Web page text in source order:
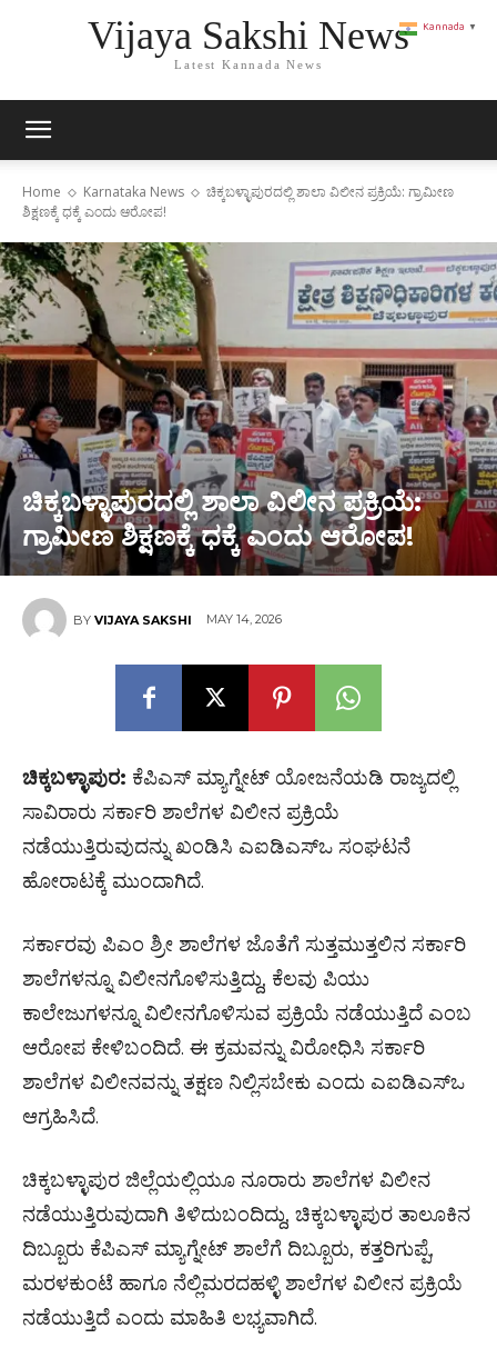
Vijaya Sakshi News
Latest Kannada News
Home Karnataka News
ಚಿಕ್ಕಬಳ್ಳಾಪುರದಲ್ಲಿ ಶಾಲಾ ವಿಲೀನ ಪ್ರಕ್ರಿಯೆ: ಗ್ರಾಮೀಣ
ಶಿಕ್ಷಣಕ್ಕೆ ಧಕ್ಕೆ ಎಂದು ಆರೋಪ!
ಚಿಕ್ಕಬಳ್ಳಾಪುರದಲ್ಲಿ ಶಾಲಾ ವಿಲೀನ ಪ್ರಕ್ರಿಯೆ:
ಗ್ರಾಮೀಣ ಶಿಕ್ಷಣಕ್ಕೆ ಧಕ್ಕೆ ಎಂದು ಆರೋಪ!
BY VIJAYA SAKSHI MAY 14, 2026
ಚಿಕ್ಕಬಳ್ಳಾಪುರ: ಕೆಪಿಎಸ್‌ ಮ್ಯಾಗ್ನೇಟ್ ಯೋಜನೆಯಡಿ ರಾಜ್ಯದಲ್ಲಿ
ಸಾವಿರಾರು ಸರ್ಕಾರಿ ಶಾಲೆಗಳ ವಿಲೀನ ಪ್ರಕ್ರಿಯೆ
ನಡೆಯುತ್ತಿರುವುದನ್ನು ಖಂಡಿಸಿ ಎಐಡಿಎಸ್‌ಒ ಸಂಘಟನೆ
ಹೋರಾಟಕ್ಕೆ ಮುಂದಾಗಿದೆ.
ಸರ್ಕಾರವು ಪಿಎಂ ಶ್ರೀ ಶಾಲೆಗಳ ಜೊತೆಗೆ ಸುತ್ತಮುತ್ತಲಿನ ಸರ್ಕಾರಿ
ಶಾಲೆಗಳನ್ನೂ ವಿಲೀನಗೊಳಿಸುತ್ತಿದ್ದು, ಕೆಲವು ಪಿಯು
ಕಾಲೇಜುಗಳನ್ನೂ ವಿಲೀನಗೊಳಿಸುವ ಪ್ರಕ್ರಿಯೆ ನಡೆಯುತ್ತಿದೆ ಎಂಬ
ಆರೋಪ ಕೇಳಿಬಂದಿದೆ. ಈ ಕ್ರಮವನ್ನು ವಿರೋಧಿಸಿ ಸರ್ಕಾರಿ
ಶಾಲೆಗಳ ವಿಲೀನವನ್ನು ತಕ್ಷಣ ನಿಲ್ಲಿಸಬೇಕು ಎಂದು ಎಐಡಿಎಸ್‌ಒ
ಆಗ್ರಹಿಸಿದೆ.
ಚಿಕ್ಕಬಳ್ಳಾಪುರ ಜಿಲ್ಲೆಯಲ್ಲಿಯೂ ನೂರಾರು ಶಾಲೆಗಳ ವಿಲೀನ
ನಡೆಯುತ್ತಿರುವುದಾಗಿ ತಿಳಿದುಬಂದಿದ್ದು, ಚಿಕ್ಕಬಳ್ಳಾಪುರ ತಾಲೂಕಿನ
ದಿಬ್ಬೂರು ಕೆಪಿಎಸ್‌ ಮ್ಯಾಗ್ನೇಟ್ ಶಾಲೆಗೆ ದಿಬ್ಬೂರು, ಕತ್ತರಿಗುಪ್ಪೆ,
ಮರಳಕುಂಟೆ ಹಾಗೂ ನೆಲ್ಲಿಮರದಹಳ್ಳಿ ಶಾಲೆಗಳ ವಿಲೀನ ಪ್ರಕ್ರಿಯೆ
ನಡೆಯುತ್ತಿದೆ ಎಂದು ಮಾಹಿತಿ ಲಭ್ಯವಾಗಿದೆ.
Kannada ▼